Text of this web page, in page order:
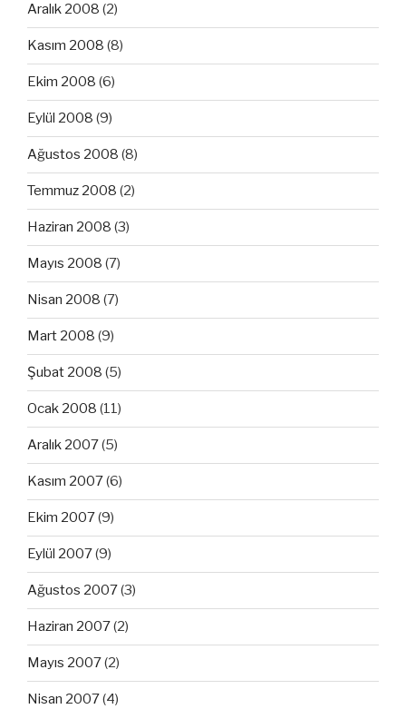
Aralık 2008 (2)
Kasım 2008 (8)
Ekim 2008 (6)
Eylül 2008 (9)
Ağustos 2008 (8)
Temmuz 2008 (2)
Haziran 2008 (3)
Mayıs 2008 (7)
Nisan 2008 (7)
Mart 2008 (9)
Şubat 2008 (5)
Ocak 2008 (11)
Aralık 2007(5)
Kasım 2007(6)
Ekim 2007(9)
Eylül 2007(9)
Ağustos 2007(3)
Haziran 2007(2)
Mayıs 2007(2)
Nisan 2007(4)